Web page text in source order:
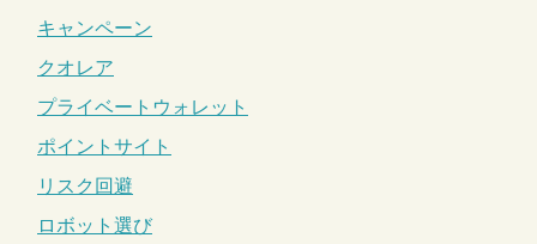
キャンペーン
クオレア
プライベートウォレット
ポイントサイト
リスク回避
ロボット選び